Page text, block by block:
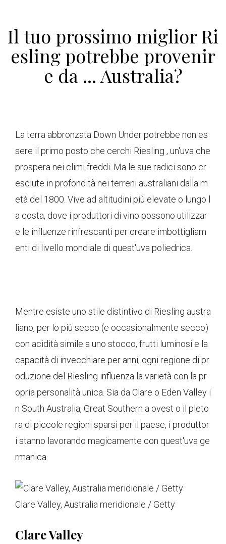
Il tuo prossimo miglior Ri
esling potrebbe provenir
e da ... Australia?
La terra abbronzata Down Under potrebbe non es
sere il primo posto che cerchi Riesling , un'uva che
prospera nei climi freddi. Ma le sue radici sono cr
esciute in profondità nei terreni australiani dalla m
età del 1800. Vive ad altitudini più elevate o lungo l
a costa, dove i produttori di vino possono utilizzar
e le influenze rinfrescanti per creare imbottigliam
enti di livello mondiale di quest'uva poliedrica.
Mentre esiste uno stile distintivo di Riesling austra
liano, per lo più secco (e occasionalmente secco)
con acidità simile a uno stocco, frutti luminosi e la
capacità di invecchiare per anni, ogni regione di pr
oduzione del Riesling influenza la varietà con la pr
opria personalità unica. Sia da Clare o Eden Valley i
n South Australia, Great Southern a ovest o il pleto
ra di piccole regioni sparsi per il paese, i produttor
i stanno lavorando magicamente con quest'uva ge
rmanica.
Clare Valley, Australia meridionale / Getty
Clare Valley